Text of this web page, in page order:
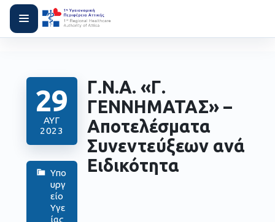
29
ΑΥΓ
2023
Υπο
υργ
είο
Υγε
ίας
Γ.Ν.Α. «Γ.
ΓΕΝΝΗΜΑΤΑΣ» –
Αποτελέσματα
Συνεντεύξεων ανά
Ειδικότητα